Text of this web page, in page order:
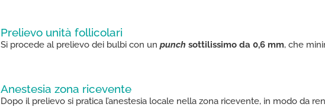
Prelievo unità follicolari​
Si procede al prelievo dei bulbi con unpunchsottilissimo da 0,6 mm, che
Anestesia zona ricevente
Dopo il prelievo si pratica l’anestesia locale nella zona ricevente, in modo da